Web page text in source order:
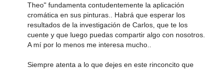
Theo" fundamenta contudentemente la aplicación
cromática en sus pinturas.. Habrá que esperar los
resultados de la investigación de Carlos, que te los
cuente y que luego puedas compartir algo con nosotros.
A mí por lo menos me interesa mucho..
Siempre atenta a lo que dejes en este rinconcito que